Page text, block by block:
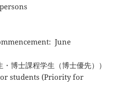
June
博士課程学生（博士優先））
students (Priority for